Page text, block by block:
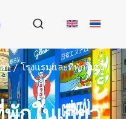
/ โรงแรมและที่พักในเกีย